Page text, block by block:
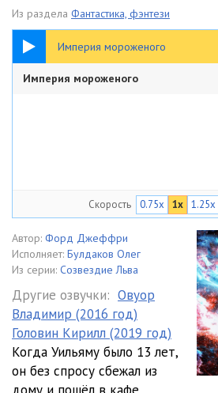
Из раздела Фантастика, фэнтези
Империя мороженого
1:15:12
Империя мороженого
Скорость 0.75x 1x 1.25x
Автор: Форд Джеффри
Исполняет: Булдаков Олег
Из серии: Созвездие Льва
Другие озвучки: Овуор
Владимир (2016 год)
Головин Кирилл (2019 год)
Когда Уильяму было 13 лет,
он без спросу сбежал из